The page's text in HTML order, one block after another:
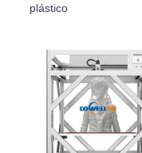
plástico